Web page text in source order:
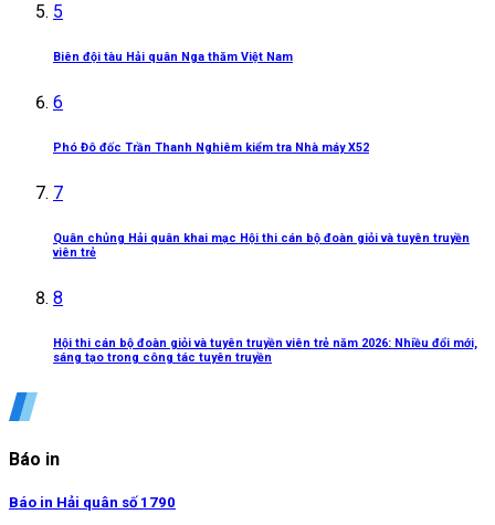
5
Biên đội tàu Hải quân Nga thăm Việt Nam
6
Phó Đô đốc Trần Thanh Nghiêm kiểm tra Nhà máy X52
7
Quân chủng Hải quân khai mạc Hội thi cán bộ đoàn giỏi và tuyên truyền
viên trẻ
8
Hội thi cán bộ đoàn giỏi và tuyên truyền viên trẻ năm 2026: Nhiều đổi mới,
sáng tạo trong công tác tuyên truyền
Báo in
Báo in Hải quân số 1790